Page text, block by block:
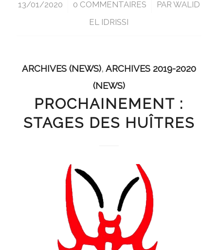
13/01/2020
/ 0 COMMENTAIRES
/ PAR WALID
EL IDRISSI
ARCHIVES (NEWS), ARCHIVES 2019-2020
(NEWS)
PROCHAINEMENT :
STAGES DES HUÎTRES